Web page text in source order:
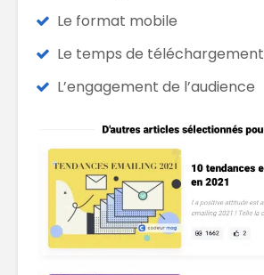
Le format mobile
Le temps de téléchargement
L’engagement de l’audience